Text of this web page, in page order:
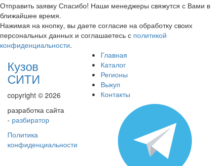
Отправить заявку Спасибо! Наши менеджеры свяжутся с Вами в
ближайшее время.
Нажимая на кнопку, вы даете согласие на обработку своих
персональных данных и соглашаетесь с политикой
конфиденциальности.
Кузов
СИТИ
copyright © 2026
разработка сайта
- разбиратор
Политика
конфиденциальности
Главная
Каталог
Регионы
Выкуп
Контакты